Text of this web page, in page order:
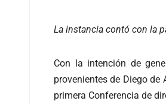
La instancia contó con la
Con la intención de
provenientes de Diego de
primera Conferencia de